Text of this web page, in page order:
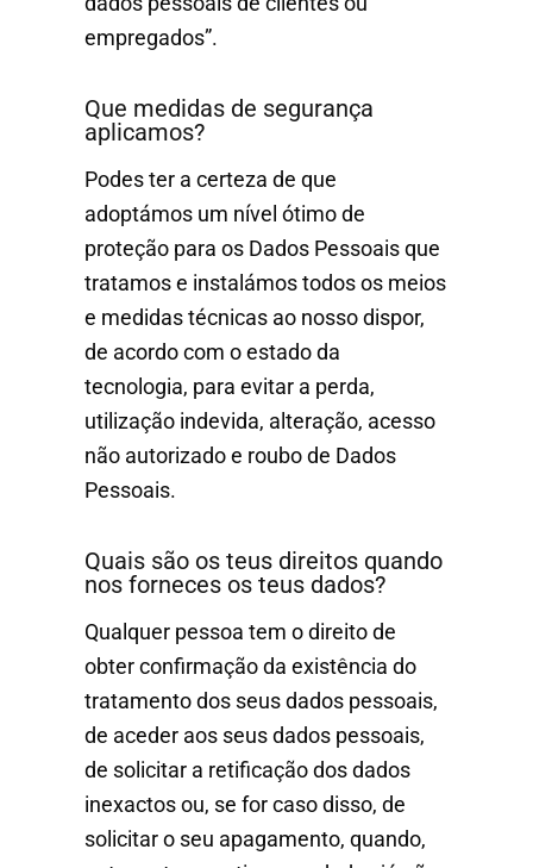
empregados”.
Que medidas de segurança
aplicamos?
Podes ter a certeza de que
adoptámos um nível ótimo de
proteção para os Dados Pessoais que
tratamos e instalámos todos os meios
e medidas técnicas ao nosso dispor,
de acordo com o estado da
tecnologia, para evitar a perda,
utilização indevida, alteração, acesso
não autorizado e roubo de Dados
Pessoais.
Quais são os teus direitos quando
nos forneces os teus dados?
Qualquer pessoa tem o direito de
obter confirmação da existência do
tratamento dos seus dados pessoais,
de aceder aos seus dados pessoais,
de solicitar a retificação dos dados
inexactos ou, se for caso disso, de
solicitar o seu apagamento, quando,